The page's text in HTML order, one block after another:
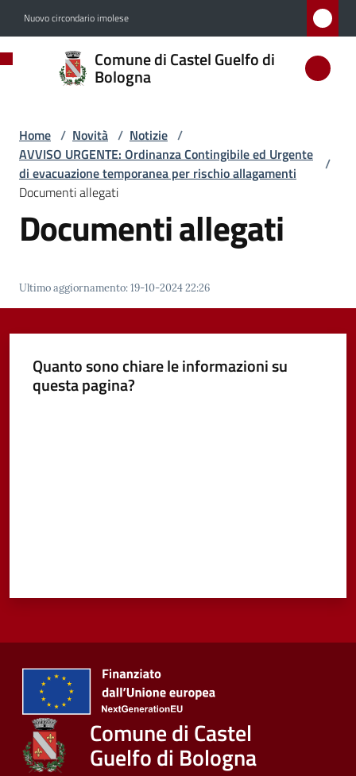
Nuovo circondario imolese
Comune di Castel Guelfo di
Bologna
Comune
di
Guelfo
di
Bologna
Amministrazione
Novità
Menu selezionato
Vivere
Tutti
Seguici
su
Home / Novità / Notizie /
AVVISO URGENTE: Ordinanza Contingibile ed Urgente
di evacuazione temporanea per rischio allagamenti
/
Documenti allegati
Documenti allegati
Ultimo aggiornamento:19-10-2024 22:26
Quanto sono chiare le informazioni su
questa pagina?
Comune di Castel
Guelfo di Bologna